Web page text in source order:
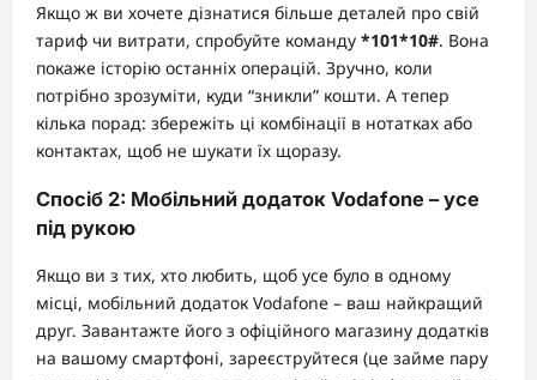
Якщо ж ви хочете дізнатися більше деталей про свій
тариф чи витрати, спробуйте команду *101*10#. Вона
покаже історію останніх операцій. Зручно, коли
потрібно зрозуміти, куди “зникли” кошти. А тепер
кілька порад: збережіть ці комбінації в нотатках або
контактах, щоб не шукати їх щоразу.
Спосіб 2: Мобільний додаток Vodafone – усе
під рукою
Якщо ви з тих, хто любить, щоб усе було в одному
місці, мобільний додаток Vodafone – ваш найкращий
друг. Завантажте його з офіційного магазину додатків
на вашому смартфоні, зареєструйтеся (це займе пару